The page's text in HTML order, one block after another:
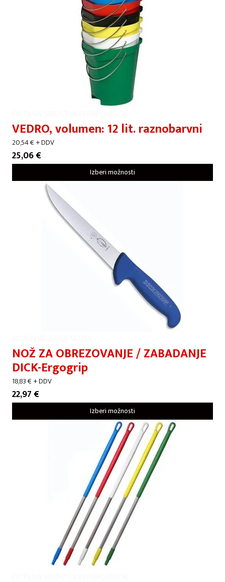
VEDRO, volumen: 12 lit. raznobarvni
20,54€+ DDV
25,06€
Izberi možnosti
NOŽ ZA OBREZOVANJE / ZABADANJE
DICK-Ergogrip
18,83€+ DDV
22,97 €
Izberi možnosti